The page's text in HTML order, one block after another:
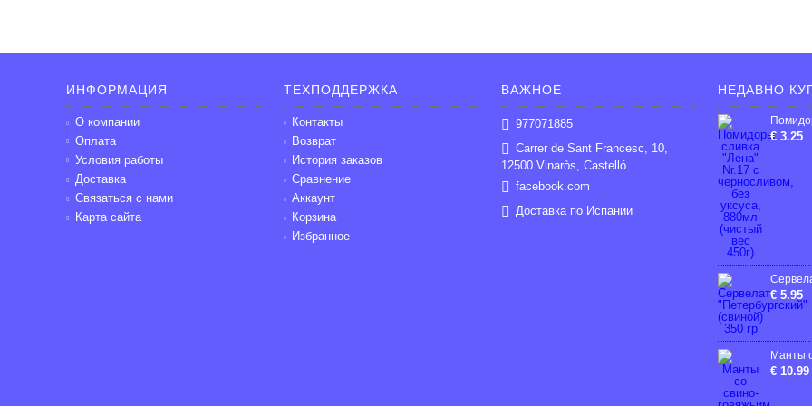
ИНФОРМАЦИЯ
О компании
Оплата
Условия работы
Доставка
Связаться с нами
Карта сайта
ТЕХПОДДЕРЖКА
Контакты
Возврат
История заказов
Сравнение
Аккаунт
Корзина
Избранное
ВАЖНОЕ
977071885
Carrer de Sant Francesc, 10,
12500 Vinaròs, Castelló
facebook.com
Доставка по Испании
НЕДАВНО
€ 3.25
€ 5.95
€ 10.99